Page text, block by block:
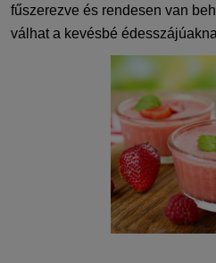
fűszerezve és rendesen van
válhat a kevésbé